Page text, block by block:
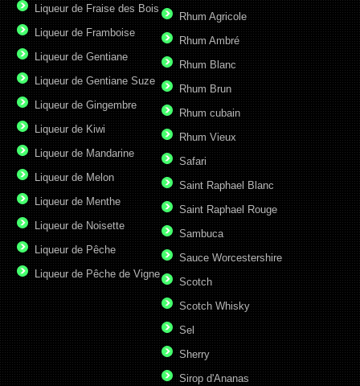
Liqueur de Fraise des Bois
Liqueur de Framboise
Liqueur de Gentiane
Liqueur de Gentiane Suze
Liqueur de Gingembre
Liqueur de Kiwi
Liqueur de Mandarine
Liqueur de Melon
Liqueur de Menthe
Liqueur de Noisette
Liqueur de Pêche
Liqueur de Pêche de Vigne
Rhum Agricole
Rhum Ambré
Rhum Blanc
Rhum Brun
Rhum cubain
Rhum Vieux
Safari
Saint Raphael Blanc
Saint Raphael Rouge
Sambuca
Sauce Worcestershire
Scotch
Scotch Whisky
Sel
Sherry
Sirop d'Ananas